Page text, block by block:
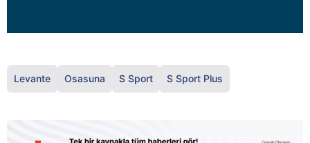
Levante Osasuna S Sport S Sport Plus